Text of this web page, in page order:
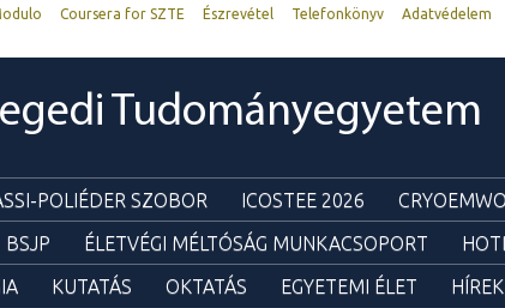
Coursera for SZTE Észrevétel Telefonkönyv
Adatvédelem
Tudományegyetem
POLIÉDER SZOBOR ICOSTEE 2026
BSJP ÉLETVÉGI MÉLTÓSÁG MUNKACSOPORT
KUTATÁS OKTATÁS EGYETEMI ÉLET